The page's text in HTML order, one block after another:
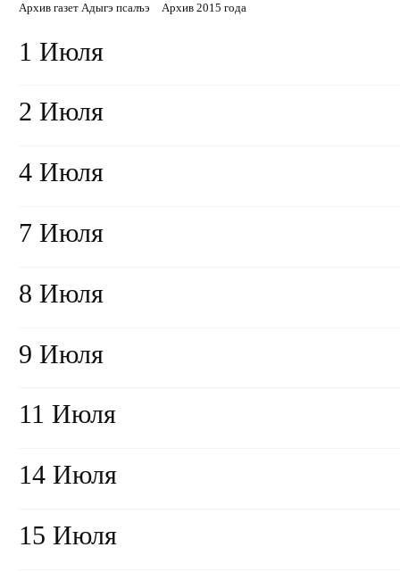
Архив газет Адыгэ псалъэ Архив 2015 года
1 Июля
2 Июля
4 Июля
7 Июля
8 Июля
9 Июля
11 Июля
14 Июля
15 Июля